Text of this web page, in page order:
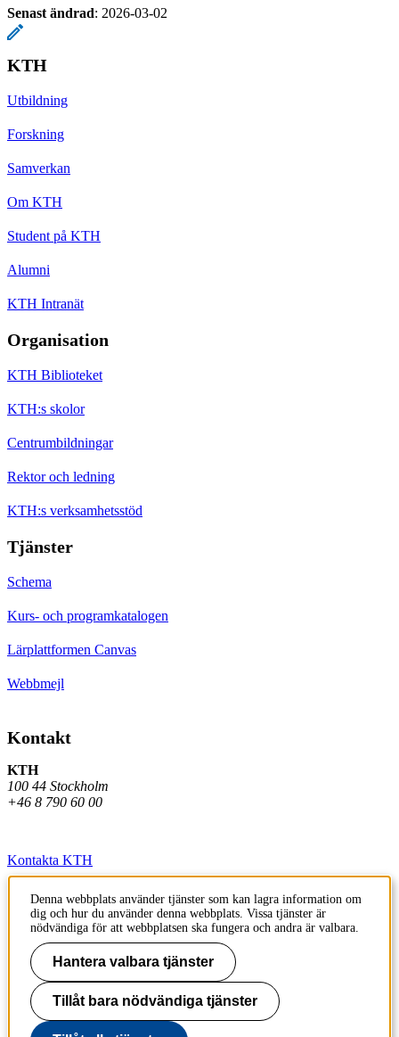
Senast ändrad: 2026-03-02
KTH
Utbildning
Forskning
Samverkan
Om KTH
Student på KTH
Alumni
KTH Intranät
Organisation
KTH Biblioteket
KTH:s skolor
Centrumbildningar
Rektor och ledning
KTH:s verksamhetsstöd
Tjänster
Schema
Kurs- och programkatalogen
Lärplattformen Canvas
Webbmejl
Kontakt
KTH
100 44 Stockholm
+46 8 790 60 00
Kontakta KTH
Jobba på KTH
Press och media
Faktura och betalning KTH
Om KTH:s webbplatser
Tillgänglighetsredogörelse
Denna webbplats använder tjänster som kan lagra information om
dig och hur du använder denna webbplats. Vissa tjänster är
nödvändiga för att webbplatsen ska fungera och andra är valbara.
Hantera valbara tjänster
Tillåt bara nödvändiga tjänster